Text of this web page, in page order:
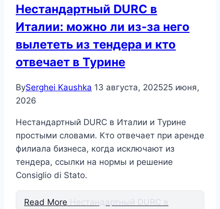
Нестандартный DURC в
Италии: можно ли из-за него
вылететь из тендера и кто
отвечает в Турине
BySerghei Kaushka 13 августа, 202525 июня,
2026
Нестандартный DURC в Италии и Турине
простыми словами. Кто отвечает при аренде
филиала бизнеса, когда исключают из
тендера, ссылки на нормы и решение
Consiglio di Stato.
Read More Нестандартный DURC в